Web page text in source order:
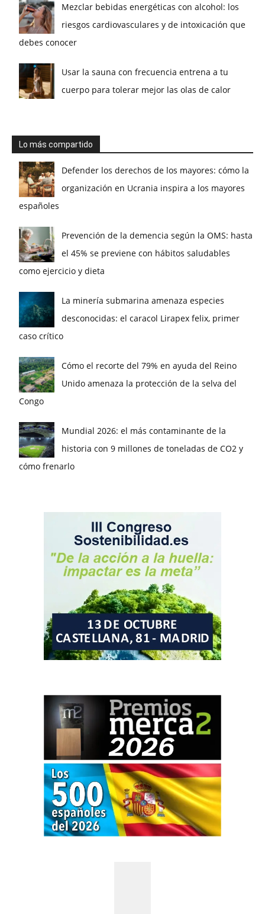
Mezclar bebidas energéticas con alcohol: los
riesgos cardiovasculares y de intoxicación que
debes conocer
Usar la sauna con frecuencia entrena a tu
cuerpo para tolerar mejor las olas de calor
Lo más compartido
Defender los derechos de los mayores: cómo la
organización en Ucrania inspira a los mayores
españoles
Prevención de la demencia según la OMS: hasta
el 45% se previene con hábitos saludables
como ejercicio y dieta
La minería submarina amenaza especies
desconocidas: el caracol Lirapex felix, primer
caso crítico
Cómo el recorte del 79% en ayuda del Reino
Unido amenaza la protección de la selva del
Congo
Mundial 2026: el más contaminante de la
historia con 9 millones de toneladas de CO2 y
cómo frenarlo